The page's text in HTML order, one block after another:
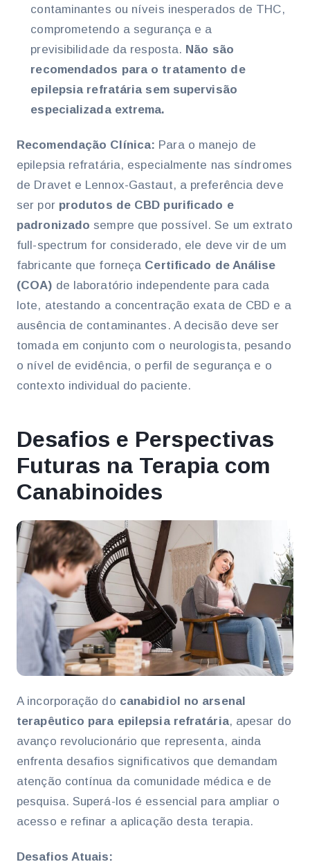
contaminantes ou níveis inesperados de THC,
comprometendo a segurança e a
previsibilidade da resposta. Não são
recomendados para o tratamento de
epilepsia refratária sem supervisão
especializada extrema.
Recomendação Clínica: Para o manejo de
epilepsia refratária, especialmente nas síndromes
de Dravet e Lennox-Gastaut, a preferência deve
ser por produtos de CBD purificado e
padronizado sempre que possível. Se um extrato
full-spectrum for considerado, ele deve vir de um
fabricante que forneça Certificado de Análise
(COA) de laboratório independente para cada
lote, atestando a concentração exata de CBD e a
ausência de contaminantes. A decisão deve ser
tomada em conjunto com o neurologista, pesando
o nível de evidência, o perfil de segurança e o
contexto individual do paciente.
Desafios e Perspectivas
Futuras na Terapia com
Canabinoides
A incorporação do canabidiol no arsenal
terapêutico para epilepsia refratária, apesar do
avanço revolucionário que representa, ainda
enfrenta desafios significativos que demandam
atenção contínua da comunidade médica e de
pesquisa. Superá-los é essencial para ampliar o
acesso e refinar a aplicação desta terapia.
Desafios Atuais: